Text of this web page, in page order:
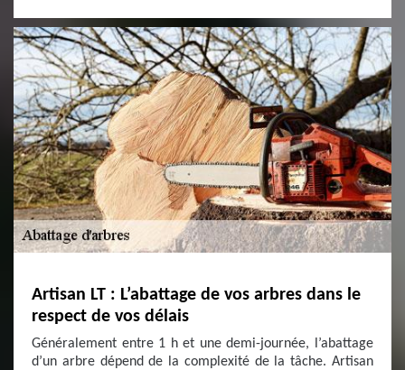
Artisan LT : L’abattage de vos arbres dans le
respect de vos délais
Généralement entre 1 h et une demi-journée, l’abattage
d’un arbre dépend de la complexité de la tâche. Artisan